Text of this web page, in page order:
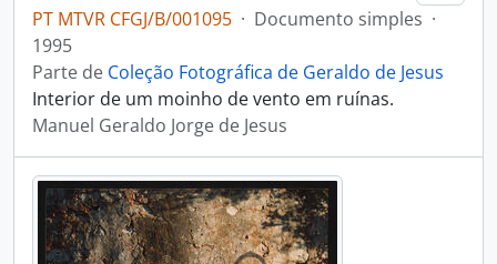
PT MTVR CFGJ/B/001095 · Documento simples ·
1995
Parte de Coleção Fotográfica de Geraldo de Jesus
Interior de um moinho de vento em ruínas.
Manuel Geraldo Jorge de Jesus